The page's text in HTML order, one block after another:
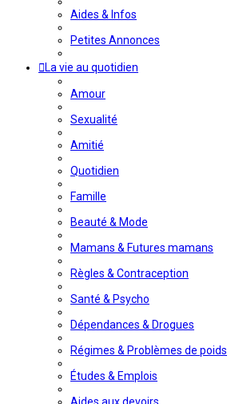
Aides & Infos
Petites Annonces
La vie au quotidien
Amour
Sexualité
Amitié
Quotidien
Famille
Beauté & Mode
Mamans & Futures mamans
Règles & Contraception
Santé & Psycho
Dépendances & Drogues
Régimes & Problèmes de poids
Études & Emplois